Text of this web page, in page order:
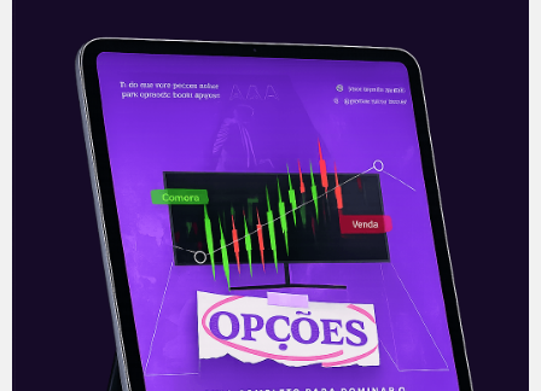
Panvel (PNVL3/ PNVL4) migra
para o Novo Mercado
No dia 1º de abril, a Panvel comunicou em
Fato Relevante a conversão de todas as
suas ações PN para ON e sua migração
para